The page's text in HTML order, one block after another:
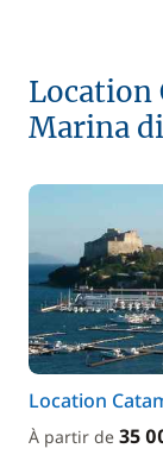
Location
Marina
Location
À partir de 35